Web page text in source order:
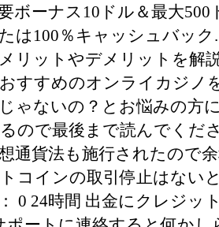
ボーナス10ドル＆最大
は100％キャッシュバッ
リットやデメリットを解
すすめのオンライカジノ
ゃないの？とお悩みの方
ので最後まで読んでくだ
通貨法も施行されたので
コインの取引停止はない
0 24時間 出金にクレジッ